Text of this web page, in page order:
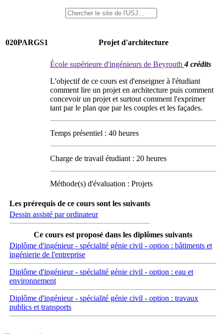
020PARGS1 Projet d'architecture
École supérieure d'ingénieurs de Beyrouth4 crédits
L'objectif de ce cours est d'enseigner à l'étudiant
comment lire un projet en architecture puis comment
concevoir un projet et surtout comment l'exprimer
tant par le plan que par les couples et les façades.
Temps présentiel : 40 heures
Charge de travail étudiant : 20 heures
Méthode(s) d'évaluation : Projets
Les prérequis de ce cours sont les suivants
Dessin assisté par ordinateur
Ce cours est proposé dans les diplômes suivants
Diplôme d'ingénieur - spécialité génie civil - option : bâtiments et
ingénierie de l'entreprise
Diplôme d'ingénieur - spécialité génie civil - option : eau et
environnement
Diplôme d'ingénieur - spécialité génie civil - option : travaux
publics et transports